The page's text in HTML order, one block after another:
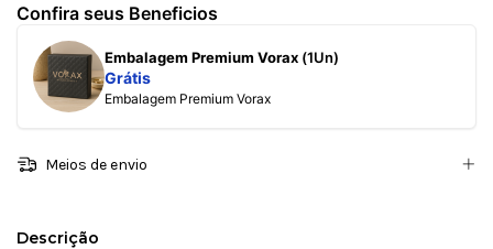
Confira seus Beneficios
Embalagem Premium Vorax (1Un)
Grátis
Embalagem Premium Vorax
Meios de envio
Descrição